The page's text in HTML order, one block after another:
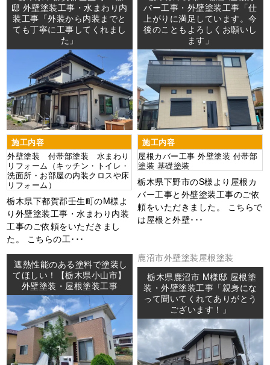
邸 外壁塗装工事・水まわり内
装工事「外装から内装までと
ても丁寧に工事してくれまし
た」
施工内容
外壁塗装 付帯部塗装 水まわり
リフォーム（キッチン・トイレ・
洗面所・お部屋の内装クロスや床
リフォーム）
栃木県下都賀郡壬生町のM様よ
り外壁塗装工事・水まわり内装
工事のご依頼をいただきまし
た。 こちらの工･･･
バー工事・外壁塗装工事「仕
上がりに満足しています。今
後のこともよろしくお願いし
ます」
施工内容
屋根カバー工事 外壁塗装 付帯部
塗装 基礎塗装
栃木県下野市のS様より屋根カ
バー工事と外壁塗装工事のご依
頼をいただきました。 こちらで
は屋根と外壁･･･
遮熱性能のある塗料で塗装し
てほしい！【栃木県小山市】
外壁塗装・屋根塗装工事
鹿沼市外壁塗装 屋根塗装
栃木県鹿沼市 M様邸 屋根塗
装・外壁塗装工事「親身にな
って聞いてくれてありがとう
ございます！」